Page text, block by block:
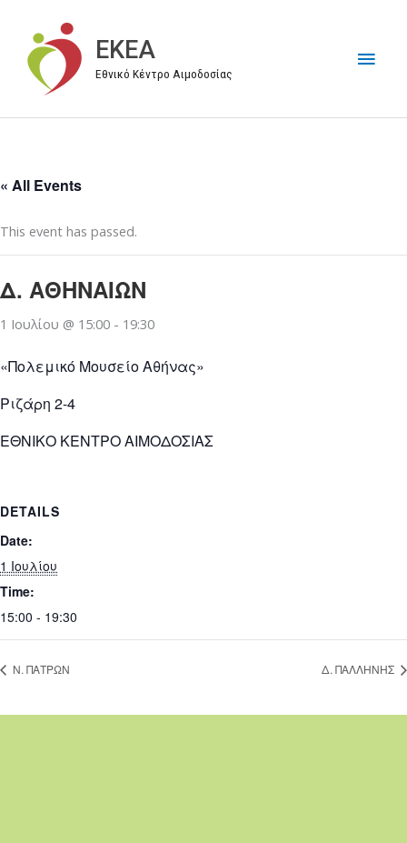
περιεχόμενο
EKEA
Εθνικό Κέντρο Αιμοδοσίας
« All Events
This event has passed.
Δ. ΑΘΗΝΑΙΩΝ
1 Ιουλίου @ 15:00 - 19:30
«Πολεμικό Μουσείο Αθήνας»
Ριζάρη 2-4
ΕΘΝΙΚΟ ΚΕΝΤΡΟ ΑΙΜΟΔΟΣΙΑΣ
DETAILS
Date:
1 Ιουλίου
Time:
15:00 - 19:30
Ν. ΠΑΤΡΩΝ Δ. ΠΑΛΛΗΝΗΣ